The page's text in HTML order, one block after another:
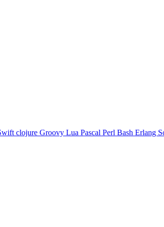
clojure Groovy Lua Pascal Perl Bash Erlang